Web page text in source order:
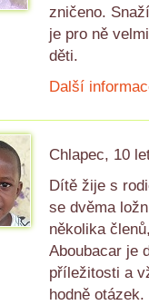
zničeno.
je pro ně
děti.
Další
Chlapec, 10
Dítě žije s
se dvěma
několika
Aboubacar je
příležitosti a
hodně